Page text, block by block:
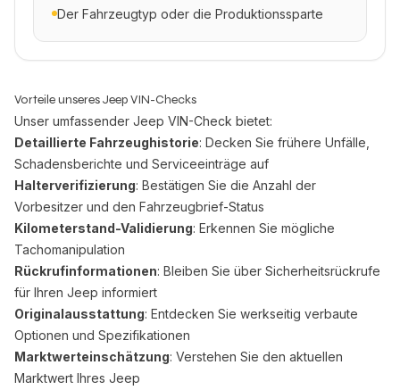
Der Fahrzeugtyp oder die Produktionssparte
Vorteile unseres Jeep VIN-Checks
Unser umfassender Jeep VIN-Check bietet:
Detaillierte Fahrzeughistorie: Decken Sie frühere Unfälle,
Schadensberichte und Serviceeinträge auf
Halterverifizierung: Bestätigen Sie die Anzahl der
Vorbesitzer und den Fahrzeugbrief-Status
Kilometerstand-Validierung: Erkennen Sie mögliche
Tachomanipulation
Rückrufinformationen: Bleiben Sie über Sicherheitsrückrufe
für Ihren Jeep informiert
Originalausstattung: Entdecken Sie werkseitig verbaute
Optionen und Spezifikationen
Marktwerteinschätzung: Verstehen Sie den aktuellen
Marktwert Ihres Jeep